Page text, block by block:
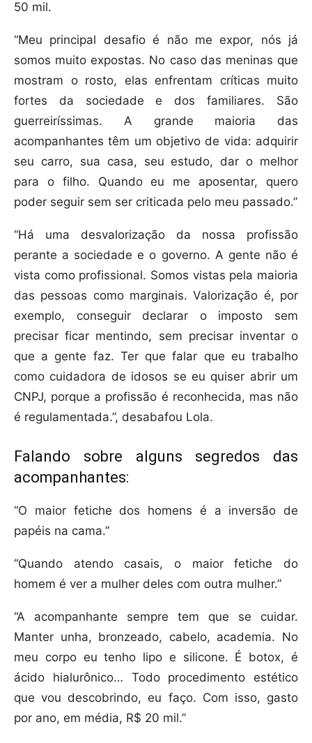
50 mil.
“Meu principal desafio é não me expor, nós já
somos muito expostas. No caso das meninas que
mostram o rosto, elas enfrentam críticas muito
fortes da sociedade e dos familiares. São
guerreiríssimas. A grande maioria das
acompanhantes têm um objetivo de vida: adquirir
seu carro, sua casa, seu estudo, dar o melhor
para o filho. Quando eu me aposentar, quero
poder seguir sem ser criticada pelo meu passado.”
“Há uma desvalorização da nossa profissão
perante a sociedade e o governo. A gente não é
vista como profissional. Somos vistas pela maioria
das pessoas como marginais. Valorização é, por
exemplo, conseguir declarar o imposto sem
precisar ficar mentindo, sem precisar inventar o
que a gente faz. Ter que falar que eu trabalho
como cuidadora de idosos se eu quiser abrir um
CNPJ, porque a profissão é reconhecida, mas não
é regulamentada.”, desabafou Lola.
Falando sobre alguns segredos das
acompanhantes:
“O maior fetiche dos homens é a inversão de
papéis na cama.”
“Quando atendo casais, o maior fetiche do
homem é ver a mulher deles com outra mulher.”
“A acompanhante sempre tem que se cuidar.
Manter unha, bronzeado, cabelo, academia. No
meu corpo eu tenho lipo e silicone. É botox, é
ácido hialurônico… Todo procedimento estético
que vou descobrindo, eu faço. Com isso, gasto
por ano, em média, R$ 20 mil.”